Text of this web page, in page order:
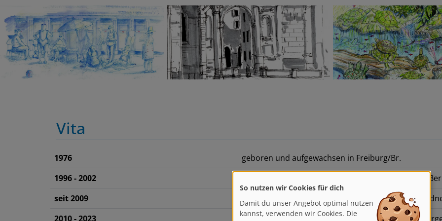
Vita
1976
geboren und aufgewachsen in Freiburg/Br.
1996 - 2002
Architekturstudium an der Universität der Künste
seit 2009
selbstständige Zeichnerin, Kostüm- und
2010 - 2023
Dozentin im Bereich Zeichnung (München,
Damit du unser Angebot optimal nutzen
kannst, verwenden wir Cookies. Die
helfen uns, unsere Dienste zu